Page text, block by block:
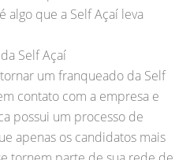
algo que a Self Açaí leva
Self Açaí
um franqueado da Self
contato com a empresa e
possui um processo de
apenas os candidatos mais